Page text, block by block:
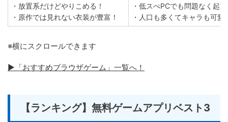
・放置系だけどやりこめる！
・原作では見れない衣装が豊富！
・低スぺPCでも問題なく起
・人口も多くてキャラも可愛
※横にスクロールできます
▶「おすすめブラウザゲーム」一覧へ！
【ランキング】無料ゲームアプリベスト3